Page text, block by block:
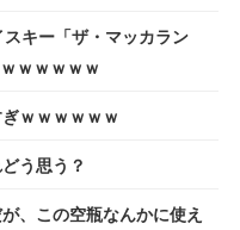
スキー「ザ・マッカラン
ｗｗｗｗｗ
ｗｗｗｗｗｗ
う思う？
、この空瓶なんかに使え